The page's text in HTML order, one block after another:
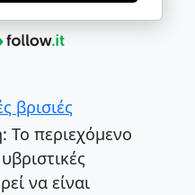
βρισιές
Το περιεχόμενο
να είναι